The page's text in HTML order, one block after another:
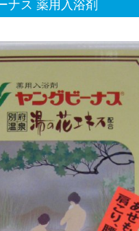
ナス 薬用入浴剤